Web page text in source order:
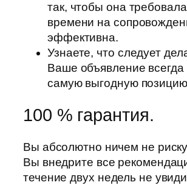
так, чтобы она
времени на
эффективна.
Узнаете, что следует
Ваше объявление
самую выгодную
100 % гарантия.
Вы абсолютно ничем не
Вы внедрите все
течение двух недель не